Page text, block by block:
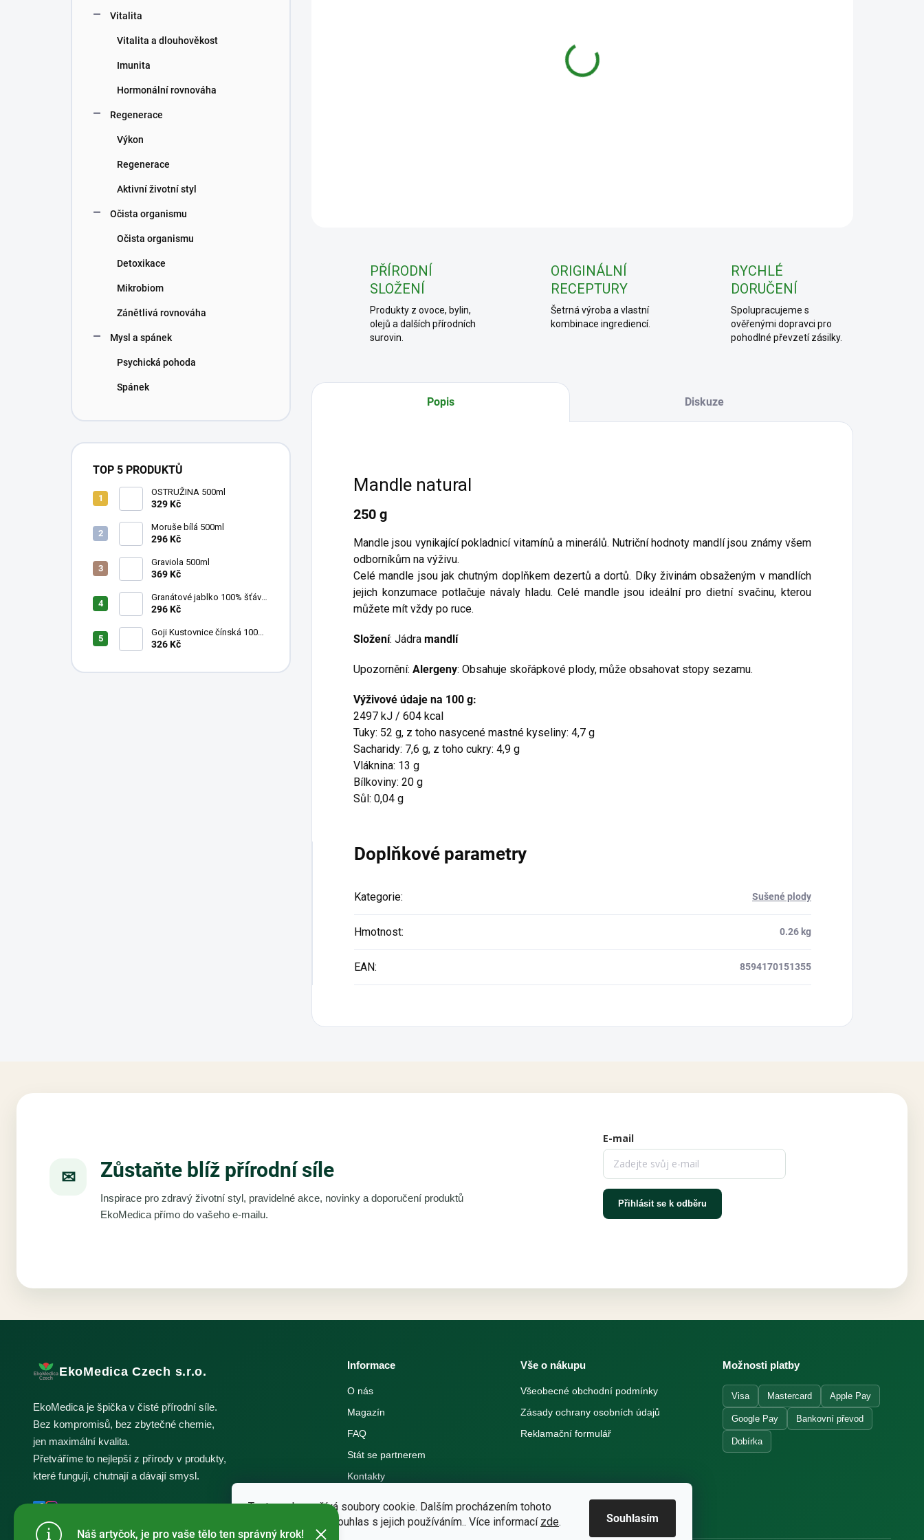
Tento web používá soubory cookie. Dalším procházením tohoto
webu vyjadřujete souhlas s jejich používáním.. Více informací zde. Souhlasím
Náš artyčok, je pro vaše tělo ten správný krok!
Vitalita
Vitalita a dlouhověkost
Imunita
Hormonální rovnováha
Regenerace
Výkon
Regenerace
Aktivní životní styl
Očista organismu
Očista organismu
Detoxikace
Mikrobiom
Zánětlivá rovnováha
Mysl a spánek
Psychická pohoda
Spánek
TOP 5 PRODUKTŮ
OSTRUŽINA 500ml
329 Kč
Moruše bílá 500ml
296 Kč
Graviola 500ml
369 Kč
Granátové jablko 100% šťáva
500ml
296 Kč
Goji Kustovnice čínská 100%
šťáva 500ml
326 Kč
PŘÍRODNÍ
SLOŽENÍ
Produkty z ovoce, bylin,
olejů a dalších přírodních
surovin.
ORIGINÁLNÍ
RECEPTURY
Šetrná výroba a vlastní
kombinace ingrediencí.
RYCHLÉ
DORUČENÍ
Spolupracujeme s
ověřenými dopravci pro
pohodlné převzetí zásilky.
Popis Diskuze
Mandle natural
250 g
Mandle jsou vynikající pokladnicí vitamínů a minerálů. Nutriční hodnoty mandlí jsou známy všem
odborníkům na výživu.
Celé mandle jsou jak chutným doplňkem dezertů a dortů. Díky živinám obsaženým v mandlích
jejich konzumace potlačuje návaly hladu. Celé mandle jsou ideální pro dietní svačinu, kterou
můžete mít vždy po ruce.
Složení: Jádra mandlí
Upozornění: Alergeny: Obsahuje skořápkové plody, může obsahovat stopy sezamu.
Výživové údaje na 100 g:
2497 kJ / 604 kcal
Tuky: 52 g, z toho nasycené mastné kyseliny: 4,7 g
Sacharidy: 7,6 g, z toho cukry: 4,9 g
Vláknina: 13 g
Bílkoviny: 20 g
Sůl: 0,04 g
Doplňkové parametry
Kategorie: Sušené plody
Hmotnost: 0.26 kg
EAN: 8594170151355
✉ Zůstaňte blíž přírodní síle
Inspirace pro zdravý životní styl, pravidelné akce, novinky a doporučení produktů
EkoMedica přímo do vašeho e-mailu.
E-mail
Přihlásit se k odběru
EkoMedica Czech s.r.o.
EkoMedica je špička v čisté přírodní síle.
Bez kompromisů, bez zbytečné chemie,
jen maximální kvalita.
Přetváříme to nejlepší z přírody v produkty,
které fungují, chutnají a dávají smysl.
Informace
O nás
Magazín
FAQ
Stát se partnerem
Kontakty
Vše o nákupu
Všeobecné obchodní podmínky
Zásady ochrany osobních údajů
Reklamační formulář
Možnosti platby
Visa Mastercard Apple Pay
Google Pay Bankovní převod
Dobírka